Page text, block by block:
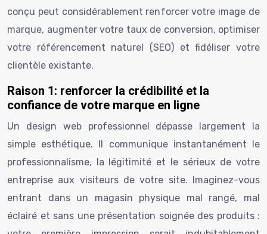
conçu peut considérablement renforcer votre image de
marque, augmenter votre taux de conversion, optimiser
votre référencement naturel (SEO) et fidéliser votre
clientèle existante.
Raison 1: renforcer la crédibilité et la
confiance de votre marque en ligne
Un design web professionnel dépasse largement la
simple esthétique. Il communique instantanément le
professionnalisme, la légitimité et le sérieux de votre
entreprise aux visiteurs de votre site. Imaginez-vous
entrant dans un magasin physique mal rangé, mal
éclairé et sans une présentation soignée des produits :